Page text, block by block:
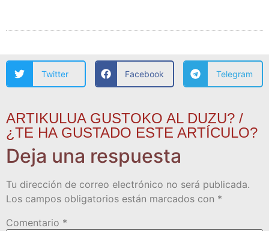
Twitter Facebook Telegram
ARTIKULUA GUSTOKO AL DUZU? /
¿TE HA GUSTADO ESTE ARTÍCULO?
Deja una respuesta
Tu dirección de correo electrónico no será publicada.
Los campos obligatorios están marcados con *
Comentario *